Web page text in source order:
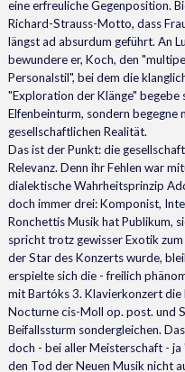
eine erfreuliche Gegenposition.
Richard-Strauss-Motto, dass
längst ad absurdum geführt. An
bewundere er, Koch, den
Personalstil", bei dem die
"Exploration der Klänge" begebe
Elfenbeinturm, sondern
gesellschaftlichen Realität.
Das ist der Punkt: die
Relevanz. Denn ihr Fehlen war
dialektische Wahrheitsprinzip
doch immer drei: Komponist,
Ronchettis Musik hat Publikum,
spricht trotz gewisser Exotik
der Star des Konzerts wurde,
erspielte sich die - freilich
mit Bartóks 3. Klavierkonzert die
Nocturne cis-Moll op. post. und
Beifallssturm sondergleichen.
doch - bei aller Meisterschaft -
den Tod der Neuen Musik nicht